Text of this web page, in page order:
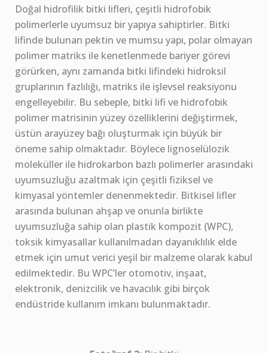
Doğal hidrofilik bitki lifleri, çeşitli hidrofobik
polimerlerle uyumsuz bir yapıya sahiptirler. Bitki
lifinde bulunan pektin ve mumsu yapı, polar olmayan
polimer matriks ile kenetlenmede bariyer görevi
görürken, aynı zamanda bitki lifindeki hidroksil
gruplarının fazlılığı, matriks ile işlevsel reaksiyonu
engelleyebilir. Bu sebeple, bitki lifi ve hidrofobik
polimer matrisinin yüzey özelliklerini değiştirmek,
üstün arayüzey bağı oluşturmak için büyük bir
öneme sahip olmaktadır. Böylece lignoselülozik
moleküller ile hidrokarbon bazlı polimerler arasındaki
uyumsuzluğu azaltmak için çeşitli fiziksel ve
kimyasal yöntemler denenmektedir. Bitkisel lifler
arasında bulunan ahşap ve onunla birlikte
uyumsuzluğa sahip olan plastik kompozit (WPC),
toksik kimyasallar kullanılmadan dayanıklılık elde
etmek için umut verici yeşil bir malzeme olarak kabul
edilmektedir. Bu WPC’ler otomotiv, inşaat,
elektronik, denizcilik ve havacılık gibi birçok
endüstride kullanım imkanı bulunmaktadır.